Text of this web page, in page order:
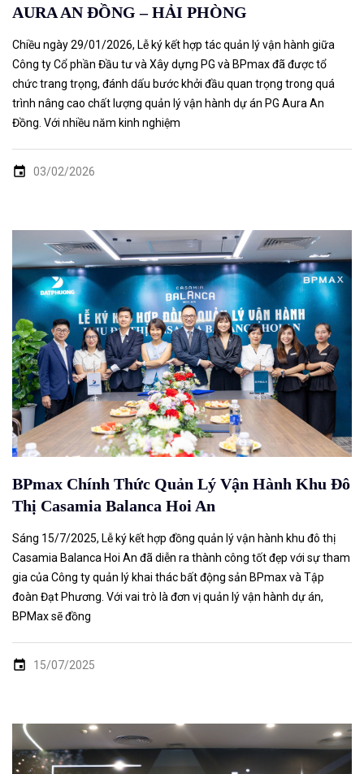
AURA AN ĐỒNG – HẢI PHÒNG
Chiều ngày 29/01/2026, Lễ ký kết hợp tác quản lý vận hành giữa
Công ty Cổ phần Đầu tư và Xây dựng PG và BPmax đã được tổ
chức trang trọng, đánh dấu bước khởi đầu quan trọng trong quá
trình nâng cao chất lượng quản lý vận hành dự án PG Aura An
Đồng. Với nhiều năm kinh nghiệm
03/02/2026
BPmax Chính Thức Quản Lý Vận Hành Khu Đô
Thị Casamia Balanca Hoi An
Sáng 15/7/2025, Lễ ký kết hợp đồng quản lý vận hành khu đô thị
Casamia Balanca Hoi An đã diễn ra thành công tốt đẹp với sự tham
gia của Công ty quản lý khai thác bất động sản BPmax và Tập
đoàn Đạt Phương. Với vai trò là đơn vị quản lý vận hành dự án,
BPMax sẽ đồng
15/07/2025